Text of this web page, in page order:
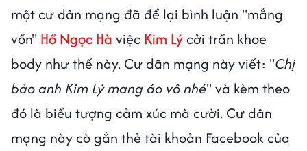
một cư dân mạng đã để lại bình luận "mắng
vốn" Hồ Ngọc Hà việc Kim Lýcởi trần khoe
body như thế này. Cư dân mạng này viết: "Chị
bảo anh Kim Lý mang áo vô nhé" và kèm theo
đó là biểu tượng cảm xúc mà cười. Cư dân
mạng này cò gắn thẻ tài khoản Facebook của